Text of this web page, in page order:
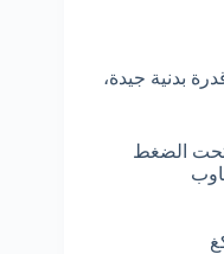
بدنية جيدة،
الضغط